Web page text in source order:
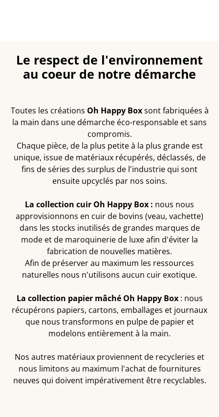
Le respect de l'environnement
au coeur de notre démarche
Toutes les créations Oh Happy Boxsont fabriquées à
la main dans une démarche éco-responsable et sans
compromis.
Chaque pièce, de la plus petite à la plus grande est
unique, issue de matériaux récupérés, déclassés, de
fins de séries des surplus de l'industrie qui sont
ensuite upcyclés par nos soins.
La collection cuir Oh Happy Box : nous nous
approvisionnons en cuir de bovins (veau, vachette)
dans les stocks inutilisés de grandes marques de
mode et de maroquinerie de luxe afin d'éviter la
fabrication de nouvelles matières.
Afin de préserver au maximum les ressources
naturelles nous n'utilisons aucun cuir exotique.
La collection papier mâché Oh Happy Box : nous
récupérons papiers, cartons, emballages et journaux
que nous transformons en pulpe de papier et
modelons entièrement à la main.
Nos autres matériaux proviennent de recycleries et
nous limitons au maximum l'achat de fournitures
neuves qui doivent impérativement être recyclables.